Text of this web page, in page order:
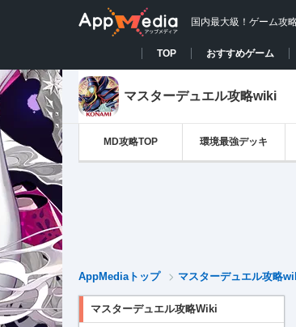
国内最大級！ゲーム攻
TOP おすすめゲーム
マスターデュエル攻略wiki
MD攻略TOP 環境最強デッキ
AppMediaトップ マスターデュエル攻略
マスターデュエル攻略Wiki